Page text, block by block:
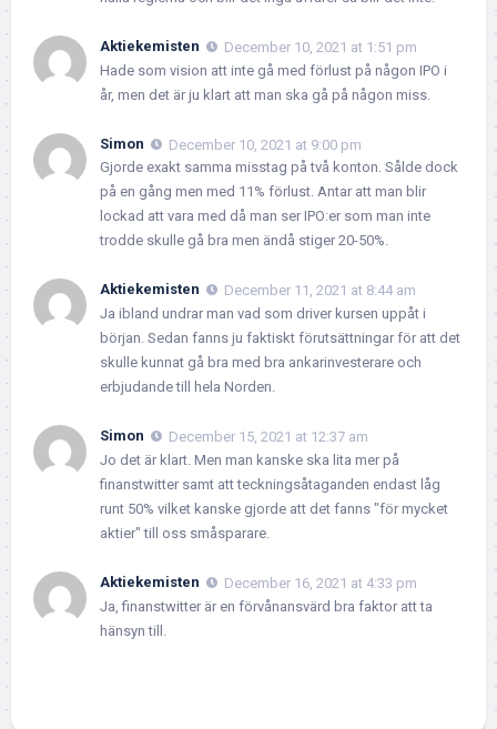
Aktiekemisten
December 10, 2021 at 1:51 pm
Hade som vision att inte gå med förlust på någon IPO i
år, men det är ju klart att man ska gå på någon miss.
Simon
December 10, 2021 at 9:00 pm
Gjorde exakt samma misstag på två konton. Sålde dock
på en gång men med 11% förlust. Antar att man blir
lockad att vara med då man ser IPO:er som man inte
trodde skulle gå bra men ändå stiger 20-50%.
Aktiekemisten
December 11, 2021 at 8:44 am
Ja ibland undrar man vad som driver kursen uppåt i
början. Sedan fanns ju faktiskt förutsättningar för att det
skulle kunnat gå bra med bra ankarinvesterare och
erbjudande till hela Norden.
Simon
December 15, 2021 at 12:37 am
Jo det är klart. Men man kanske ska lita mer på
finanstwitter samt att teckningsåtaganden endast låg
runt 50% vilket kanske gjorde att det fanns "för mycket
aktier" till oss småsparare.
Aktiekemisten
December 16, 2021 at 4:33 pm
Ja, finanstwitter är en förvånansvärd bra faktor att ta
hänsyn till.